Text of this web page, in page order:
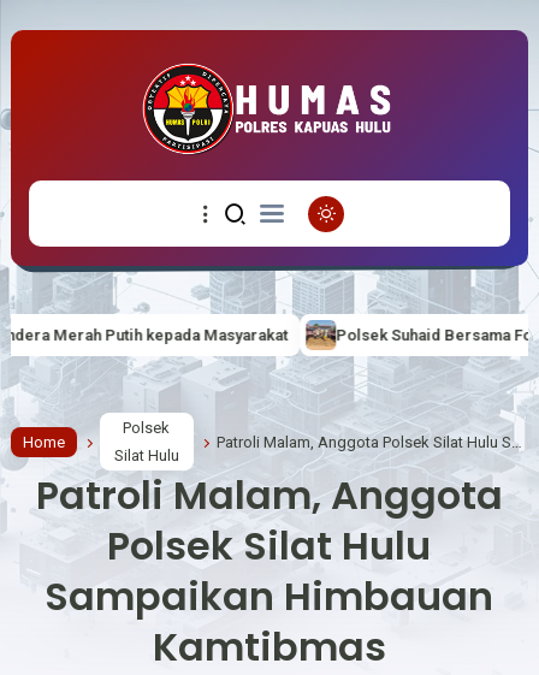
Masyarakat Polsek Suhaid Bersama Forkopimcam dan
Home
Polsek
Silat Hulu
Patroli Malam, Anggota Polsek Silat Hulu Sampaikan Himbauan Kamtibmas
Patroli Malam, Anggota
Polsek Silat Hulu
Sampaikan Himbauan
Kamtibmas